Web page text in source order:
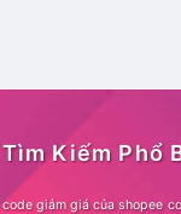
Tìm Kiếm Phổ
code giảm giá của shopee